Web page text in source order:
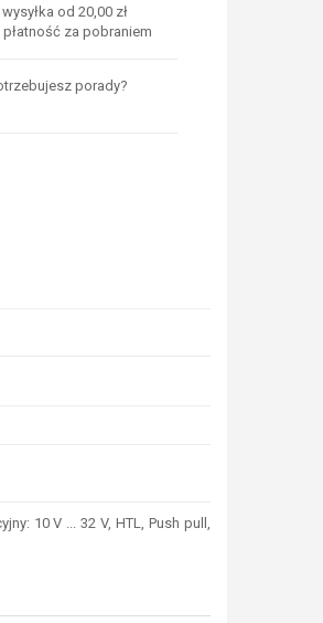
od 20,00 zł
za pobraniem
porady?
10 V ... 32 V, HTL, Push pull,